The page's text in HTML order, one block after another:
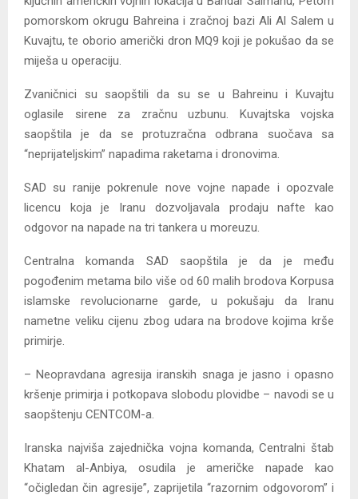
pomorskom okrugu Bahreina i zračnoj bazi Ali Al Salem u
Kuvajtu, te oborio američki dron MQ9 koji je pokušao da se
miješa u operaciju.
Zvaničnici su saopštili da su se u Bahreinu i Kuvajtu
oglasile sirene za zračnu uzbunu. Kuvajtska vojska
saopštila je da se protuzračna odbrana suočava sa
“neprijateljskim” napadima raketama i dronovima.
SAD su ranije pokrenule nove vojne napade i opozvale
licencu koja je Iranu dozvoljavala prodaju nafte kao
odgovor na napade na tri tankera u moreuzu.
Centralna komanda SAD saopštila je da je među
pogođenim metama bilo više od 60 malih brodova Korpusa
islamske revolucionarne garde, u pokušaju da Iranu
nametne veliku cijenu zbog udara na brodove kojima krše
primirje.
– Neopravdana agresija iranskih snaga je jasno i opasno
kršenje primirja i potkopava slobodu plovidbe – navodi se u
saopštenju CENTCOM-a.
Iranska najviša zajednička vojna komanda, Centralni štab
Khatam al-Anbiya, osudila je američke napade kao
“očigledan čin agresije”, zaprijetila “razornim odgovorom” i